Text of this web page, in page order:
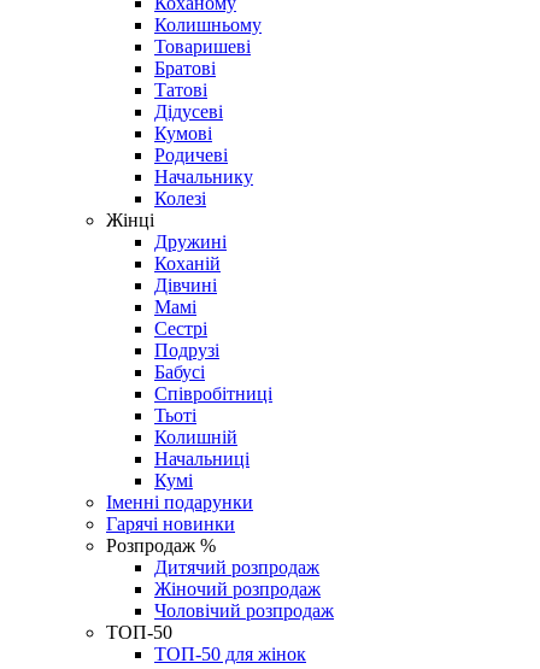
Колишньому
Товаришеві
Братові
Татові
Дідусеві
Кумові
Родичеві
Начальнику
Колезі
Жінці
Дружині
Коханій
Дівчині
Мамі
Сестрі
Подрузі
Бабусі
Співробітниці
Тьоті
Колишній
Начальниці
Кумі
Іменні подарунки
Гарячі новинки
Розпродаж %
Дитячий розпродаж
Жіночий розпродаж
Чоловічий розпродаж
ТОП-50
ТОП-50 для жінок